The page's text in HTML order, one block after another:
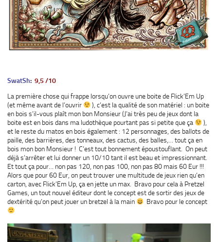
SwatSh: 9,5 /10
La première chose qui frappe lorsqu’on ouvre une boite de Flick’Em Up
(et même avant de l’ouvrir
), c’est la qualité de son matériel : un boite
en bois s’il-vous plaît mon bon Monsieur (J’ai très peu de jeux dont la
boite est en bois dans ma ludothèque pourtant pas si petite que ça
),
et le reste du matos en bois également : 12 personnages, des ballots de
paille, des barrières, des tonneaux, des cactus, des balles,… tout ça en
bois mon bon Monsieur ! C’est tout bonnement époustouflant. On peut
déjà s’arrêter et lui donner un 10/10 tant il est beau et impressionnant.
Et tout ça pour… non pas 120, non pas 100, non pas 80 mais 60 Eur !!!
Alors que pour 60 Eur, on peut trouver une multitude de jeux rien qu’en
carton, avec Flick’Em Up, ça en jette un max. Bravo pour cela à Pretzel
Games, un tout nouvel éditeur dont le concept est de sortir des jeux de
dextérité qu’on peut jouer un bretzel à la main
Bravo pour le concept